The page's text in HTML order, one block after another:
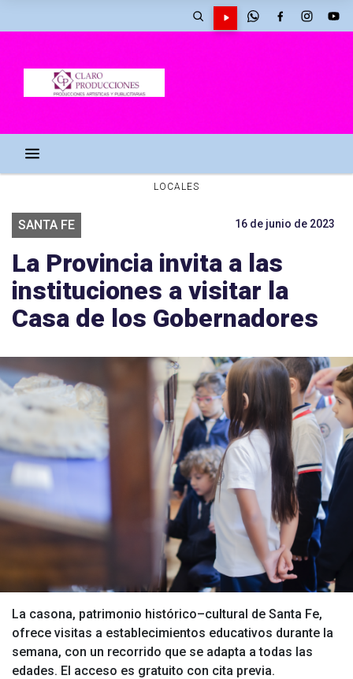
LOCALES
SANTA FE 16 de junio de 2023
La Provincia invita a las
instituciones a visitar la
Casa de los Gobernadores
La casona, patrimonio histórico–cultural de Santa Fe,
ofrece visitas a establecimientos educativos durante la
semana, con un recorrido que se adapta a todas las
edades. El acceso es gratuito con cita previa.